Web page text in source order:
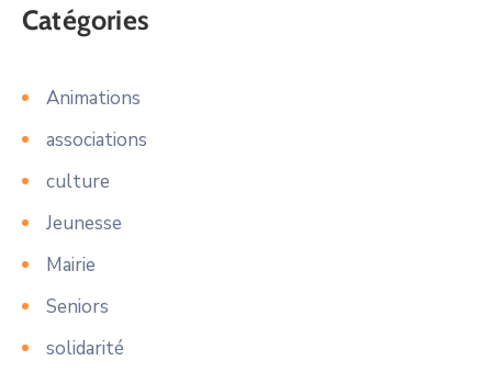
Catégories
Animations
associations
culture
Jeunesse
Mairie
Seniors
solidarité